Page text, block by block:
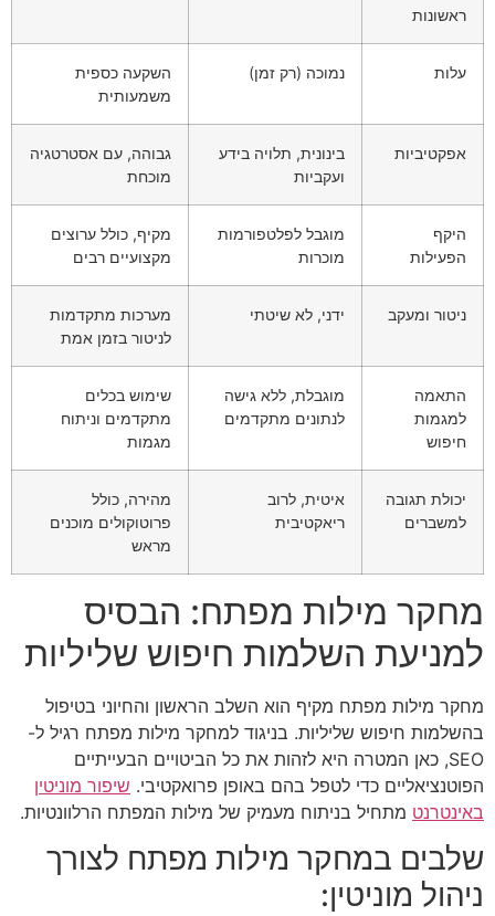
ראשונות
עלות נמוכה (רק זמן)
השקעה כספית
משמעותית
אפקטיביות
בינונית, תלויה בידע
ועקביות
גבוהה, עם אסטרטגיה
מוכחת
היקף
הפעילות
מוגבל לפלטפורמות
מוכרות
מקיף, כולל ערוצים
מקצועיים רבים
ניטור ומעקב ידני, לא שיטתי
מערכות מתקדמות
לניטור בזמן אמת
התאמה
למגמות
חיפוש
מוגבלת, ללא גישה
לנתונים מתקדמים
שימוש בכלים
מתקדמים וניתוח
מגמות
יכולת תגובה
למשברים
איטית, לרוב
ריאקטיבית
מהירה, כולל
פרוטוקולים מוכנים
מראש
מחקר מילות מפתח: הבסיס
למניעת השלמות חיפוש שליליות
מחקר מילות מפתח מקיף הוא השלב הראשון והחיוני בטיפול
בהשלמות חיפוש שליליות. בניגוד למחקר מילות מפתח רגיל ל-
SEO, כאן המטרה היא לזהות את כל הביטויים הבעייתיים
הפוטנציאליים כדי לטפל בהם באופן פרואקטיבי. שיפור מוניטין
באינטרנט מתחיל בניתוח מעמיק של מילות המפתח הרלוונטיות.
שלבים במחקר מילות מפתח לצורך
ניהול מוניטין: